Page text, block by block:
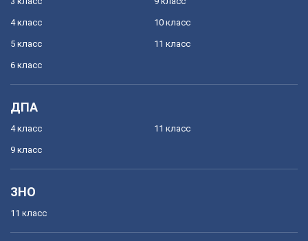
4 класс
5 класс
6 класс
10 класс
11 класс
ДПА
4 класс
9 класс
11 класс
ЗНО
11 класс